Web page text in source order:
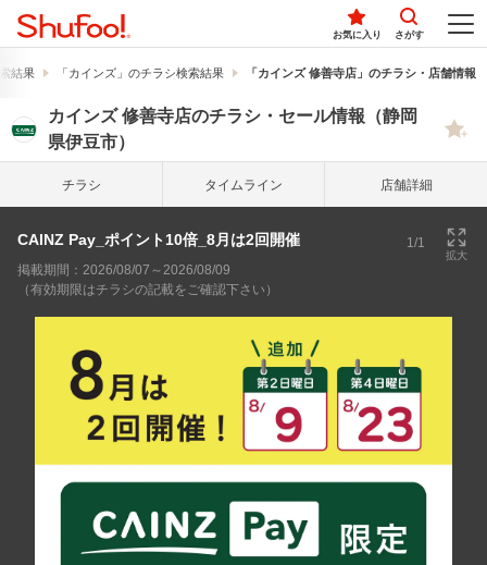
お気に入り さがす
結果 「カインズ」のチラシ検索結果 「カインズ 修善寺店」のチラシ・店舗情報
カインズ 修善寺店のチラシ・セール情報（静岡
県伊豆市）
チラシ タイム ライン 店舗詳細
CAINZ Pay_ポイント10倍_8月は2回開催 1/1
拡大
掲載期間：2026/08/07～2026/08/09
（有効期限はチラシの記載をご確認下さい）